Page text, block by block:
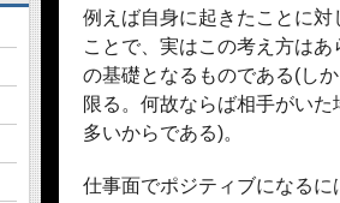
例えば自身に起きたことに対
ことで、実はこの考え方は
の基礎となるものである(し
限る。何故ならば相手がい
多いからである)。
仕事面でポジティブになるに